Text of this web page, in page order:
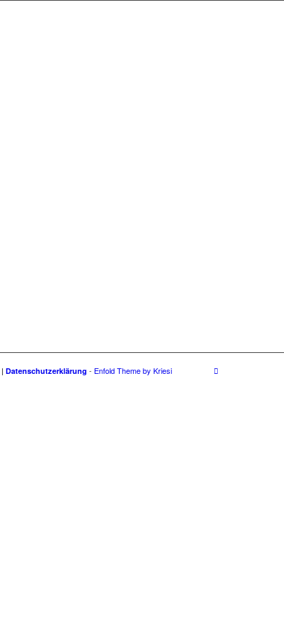
| Datenschutzerklärung - Enfold Theme by Kriesi